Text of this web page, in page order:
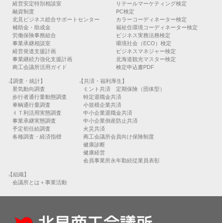
経営安定特別相談室
融資制度
北見ビジネス総合サポートセンター
補助金・助成金
労働保険事務組合
事業承継相談室
経営発達支援計画
事業継続力強化支援計画
商工会議所活用ガイド
リテールマーケティング検定
PC検定
カラーコーディネーター検定
福祉住環境コーディネーター検定
ビジネス実務法務検定
環境社会（ECO）検定
ビジネスマネジャー検定
北海道観光マスター検定
検定申込書PDF
【調査・統計】
景気動向調査
歩行者通行量動態調査
車輌通行量調査
ＩＴ利活用実態調査
事業承継実態調査
予定初任給調査
各種調査・経済指標
【共済・福利厚生】
ミント共済 定期保険（団体型）
特定退職金共済
小規模企業共済
中小企業退職金共済
中小企業倒産防止共済
火災共済
商工会議所会員向け保険制度
健康診断
健康経営
会員事業所永年勤続従業員表彰
【組織】
会議所とは＋事業活動